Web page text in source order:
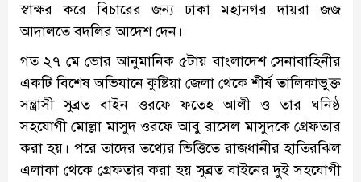
স্বাক্ষর করে বিচারের জন্য ঢাকা মহানগর দায়রা জজ
আদালতে বদলির আদেশ দেন।
গত ২৭ মে ভোর আনুমানিক ৫টায় বাংলাদেশ সেনাবাহিনীর
একটি বিশেষ অভিযানে কুষ্টিয়া জেলা থেকে শীর্ষ তালিকাভুক্ত
সন্ত্রাসী সুব্রত বাইন ওরফে ফতেহ আলী ও তার ঘনিষ্ঠ
সহযোগী মোল্লা মাসুদ ওরফে আবু রাসেল মাসুদকে গ্রেফতার
করা হয়। পরে তাদের তথ্যের ভিত্তিতে রাজধানীর হাতিরঝিল
এলাকা থেকে গ্রেফতার করা হয় সুব্রত বাইনের দুই সহযোগী